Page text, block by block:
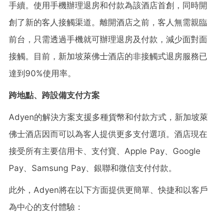
手續。使用手機辦理退房和付款為該酒店首創，同時開
創了新的客人接觸渠道。離開酒店之前，客人無需親臨
前台，只需透過手機就可辦理退房及付款，減少面對面
接觸。目前，新加坡萊佛士酒店的非接觸式退房服務已
達到90%使用率。
跨地點、跨設備支付方案
Adyen的解決方案支援多種貨幣和付款方式，新加坡萊
佛士酒店因而可以為客人提供更多支付選項。酒店現在
接受所有主要信用卡、支付寶、Apple Pay、Google
Pay、Samsung Pay、銀聯和微信支付付款。
此外，Adyen將在以下方面提供更簡單、快捷和以客戶
為中心的支付體驗：